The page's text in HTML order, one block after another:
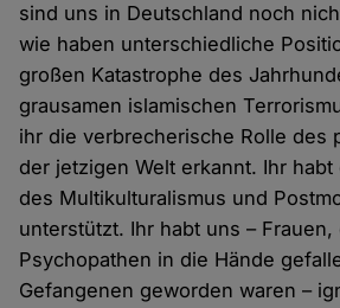
sind uns in Deutschland noch
wie haben unterschiedliche
großen Katastrophe des
grausamen islamischen
ihr die verbrecherische Rolle des
der jetzigen Welt erkannt. Ihr
des Multikulturalismus und
unterstützt. Ihr habt uns –
Psychopathen in die Hände
Gefangenen geworden waren –